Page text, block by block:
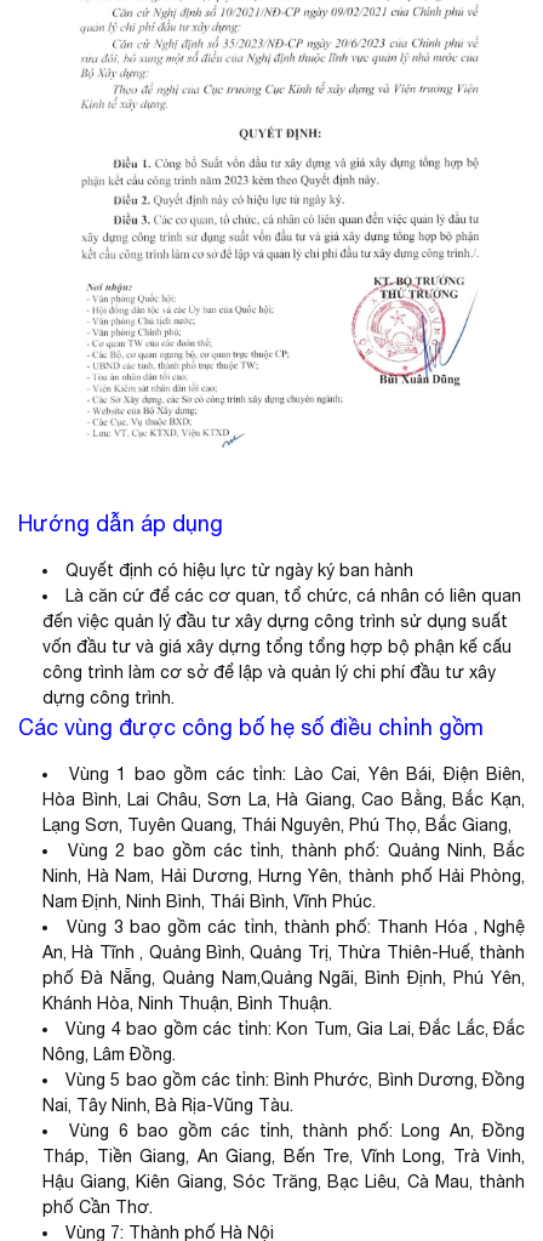
Hướng dẫn áp dụng
Quyết định có hiệu lực từ ngày ký ban hành
Là căn cứ để các cơ quan, tổ chức, cá nhân có liên quan
đến việc quản lý đầu tư xây dựng công trình sử dụng suất
vốn đầu tư và giá xây dựng tổng tổng hợp bộ phận kế cấu
công trình làm cơ sở để lập và quản lý chi phí đầu tư xây
dựng công trình.
Các vùng được công bố hẹ số điều chỉnh gồm
Vùng 1 bao gồm các tỉnh: Lào Cai, Yên Bái, Điện Biên,
Hòa Bình, Lai Châu, Sơn La, Hà Giang, Cao Bằng, Bắc Kạn,
Lạng Sơn, Tuyên Quang, Thái Nguyên, Phú Thọ, Bắc Giang,
Vùng 2 bao gồm các tỉnh, thành phố: Quảng Ninh, Bắc
Ninh, Hà Nam, Hải Dương, Hưng Yên, thành phố Hải Phòng,
Nam Định, Ninh Bình, Thái Bình, Vĩnh Phúc.
Vùng 3 bao gồm các tỉnh, thành phố: Thanh Hóa , Nghệ
An, Hà Tĩnh , Quảng Bình, Quảng Trị, Thừa Thiên-Huế, thành
phố Đà Nẵng, Quảng Nam,Quảng Ngãi, Bình Định, Phú Yên,
Khánh Hòa, Ninh Thuận, Bình Thuận.
Vùng 4 bao gồm các tỉnh: Kon Tum, Gia Lai, Đắc Lắc, Đắc
Nông, Lâm Đồng.
Vùng 5 bao gồm các tỉnh: Bình Phước, Bình Dương, Đồng
Nai, Tây Ninh, Bà Rịa-Vũng Tàu.
Vùng 6 bao gồm các tỉnh, thành phố: Long An, Đồng
Tháp, Tiền Giang, An Giang, Bến Tre, Vĩnh Long, Trà Vinh,
Hậu Giang, Kiên Giang, Sóc Trăng, Bạc Liêu, Cà Mau, thành
phố Cần Thơ.
Vùng 7: Thành phố Hà Nội